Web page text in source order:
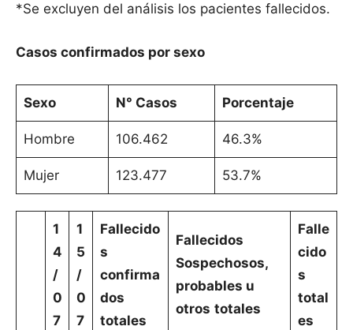
*Se excluyen del análisis los pacientes fallecidos.
Casos confirmados por sexo
Sexo N° Casos Porcentaje
Hombre 106.462 46.3%
Mujer 123.477 53.7%
1
4
/
0
7
1
5
/
0
7
Fallecido
s
confirma
dos
totales
Fallecidos
Sospechosos,
probables u
otros totales
Falle
cido
s
total
es